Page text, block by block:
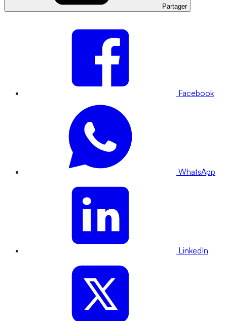
Partager
Facebook
WhatsApp
LinkedIn